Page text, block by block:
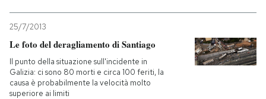
NEWSLETTER
I MIEI PREFERITI
25/7/2013
Le foto del deragliamento di Santiago
Il punto della situazione sull'incidente in
Galizia: ci sono 80 morti e circa 100 feriti, la
causa è probabilmente la velocità molto
superiore ai limiti